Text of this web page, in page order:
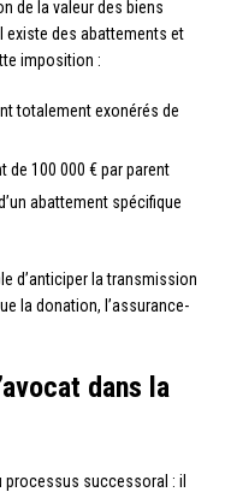
de la valeur des biens
existe des abattements et
imposition :
totalement exonérés de
de 100 000 € par parent
abattement spécifique
d’anticiper la transmission
la donation, l’assurance-
dans la
successoral : il